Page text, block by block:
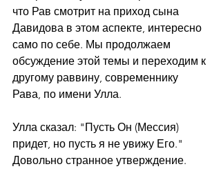
что Рав смотрит на приход сына
Давидова в этом аспекте, интересно
само по себе. Мы продолжаем
обсуждение этой темы и переходим к
другому раввину, современнику
Рава, по имени Улла.
Улла сказал: "Пусть Он (Мессия)
придет, но пусть я не увижу Его."
Довольно странное утверждение.